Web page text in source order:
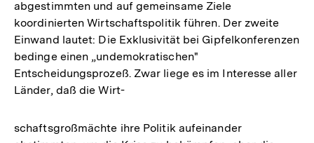
abgestimmten und auf gemeinsame Ziele
koordinierten Wirtschaftspolitik führen. Der zweite
Einwand lautet: Die Exklusivität bei Gipfelkonferenzen
bedinge einen „undemokratischen"
Entscheidungsprozeß. Zwar liege es im Interesse aller
Länder, daß die Wirt-
schaftsgroßmächte ihre Politik aufeinander